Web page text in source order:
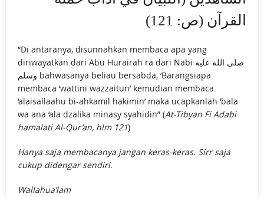
القرآن (ص: 121)
“Di antaranya, disunnahkan membaca apa yang
diriwayatkan dari Abu Hurairah ra dari Nabi صلى الله عليه
وسلم bahwasanya beliau bersabda, ‘Barangsiapa
membaca ‘wattini wazzaitun’ kemudian membaca
‘alaisallaahu bi-ahkamil hakimin’ maka ucapkanlah ‘bala
wa ana ‘ala dzalika minasy syahidin” (At-Tibyan Fi Adabi
hamalati Al-Qur’an, hlm 121)
Hanya saja membacanya jangan keras-keras. Sirr saja
cukup didengar sendiri.
Wallahua’lam